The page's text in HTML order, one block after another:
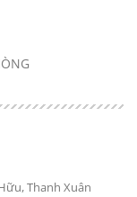
Thanh Xuân